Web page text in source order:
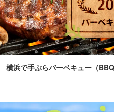
横浜で手ぶらバーベキュー（